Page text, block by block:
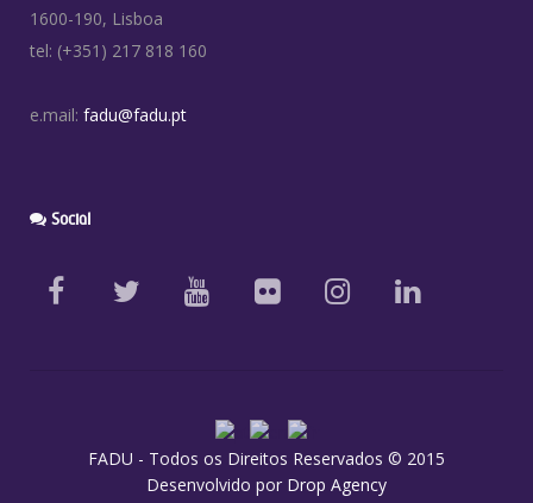
1600-190, Lisboa
tel: (+351) 217 818 160
e.mail: fadu@fadu.pt
Social
FADU - Todos os Direitos Reservados © 2015
Desenvolvido por Drop Agency